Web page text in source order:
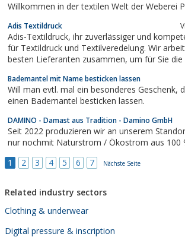
Willkommen in der textilen Welt der Weberei
Adis Textildruck
Adis-Textildruck, ihr zuverlässiger und kompetenter Partner in VS
für Textildruck und Textilveredelung. Wir
besten Lieferanten zusammen, um für Sie die beste Qualität zu
Bademantel mit Name besticken lassen
Will man evtl. mal ein besonderes Geschenk, dann man z. B. hier
einen Bademantel besticken lassen.
DAMINO - Damast aus Tradition - Damino GmbH
Seit 2022 produzieren wir an unserem
nur nochmit Naturstrom / Ökostrom aus 100
1
2 3 4 5 6 7 Nächste Seite
Related industry sectors
Clothing & underwear
Digital pressure & inscription